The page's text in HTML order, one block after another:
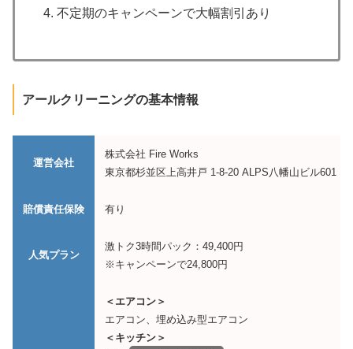
不定期のキャンペーンで大幅割引あり
アールクリーニングの基本情報
運営会社
株式会社 Fire Works
東京都杉並区上高井戸 1-8-20 ALPS八幡山ビル601
賠償責任保険 有り
人気プラン
激トク3時間パック：49,400円
※キャンペーンで24,800円
＜エアコン＞
エアコン、埋め込み型エアコン
＜キッチン＞